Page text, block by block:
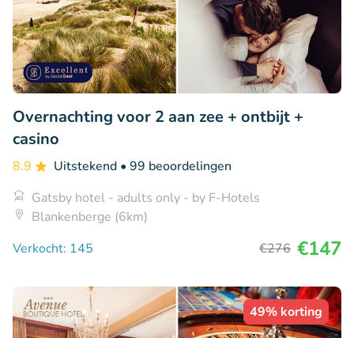
Overnachting voor 2 aan zee + ontbijt +
casino
8.9 Uitstekend • 99 beoordelingen
Gatsby hotel - adults only - by F-Hotels
Blankenberge (6km)
Verkocht: 145
€276 €147
49% korting